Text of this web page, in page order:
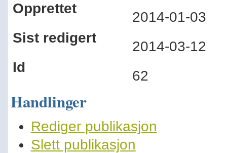
Opprettet
2014-01-03
Sist redigert
2014-03-12
Id
62
Handlinger
Rediger publikasjon
Slett publikasjon